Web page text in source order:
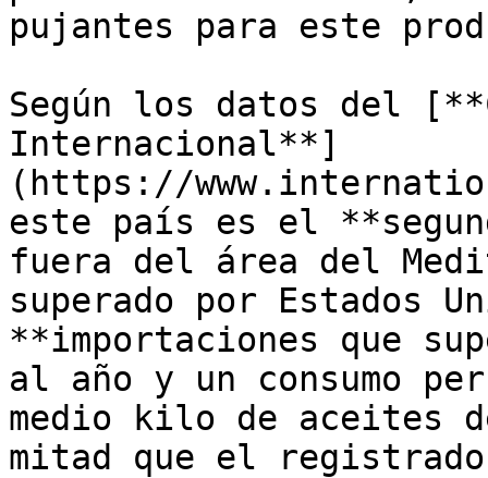
pujantes para este
Según los datos del
Internacional**]
(https://
este país es el
fuera del área del
superado por Estados
**importaciones que
al año y un consumo
medio kilo de aceites
mitad que el